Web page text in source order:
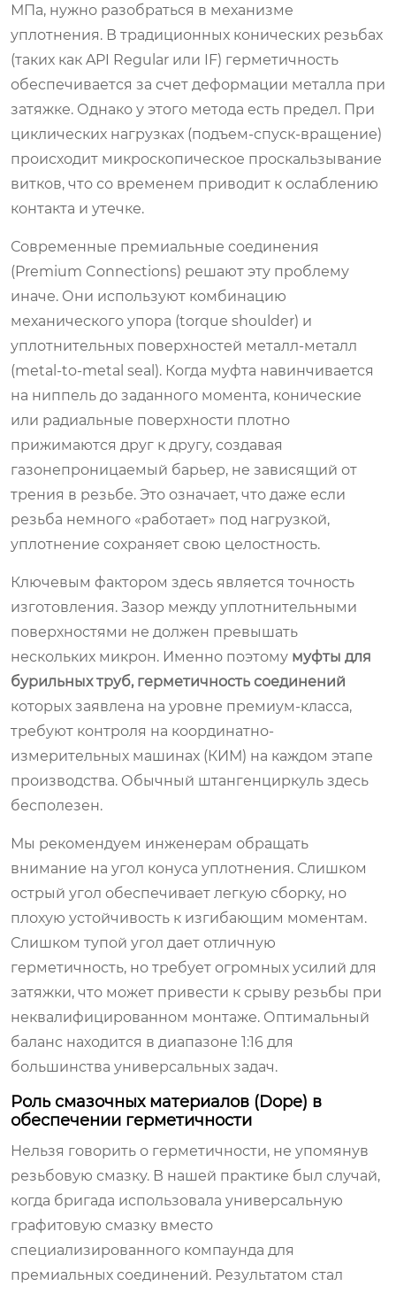
МПа, нужно разобраться в механизме
уплотнения. В традиционных конических резьбах
(таких как API Regular или IF) герметичность
обеспечивается за счет деформации металла при
затяжке. Однако у этого метода есть предел. При
циклических нагрузках (подъем-спуск-вращение)
происходит микроскопическое проскальзывание
витков, что со временем приводит к ослаблению
контакта и утечке.
Современные премиальные соединения
(Premium Connections) решают эту проблему
иначе. Они используют комбинацию
механического упора (torque shoulder) и
уплотнительных поверхностей металл-металл
(metal-to-metal seal). Когда муфта навинчивается
на ниппель до заданного момента, конические
или радиальные поверхности плотно
прижимаются друг к другу, создавая
газонепроницаемый барьер, не зависящий от
трения в резьбе. Это означает, что даже если
резьба немного «работает» под нагрузкой,
уплотнение сохраняет свою целостность.
Ключевым фактором здесь является точность
изготовления. Зазор между уплотнительными
поверхностями не должен превышать
нескольких микрон. Именно поэтому муфты для
бурильных труб, герметичность соединений
которых заявлена на уровне премиум-класса,
требуют контроля на координатно-
измерительных машинах (КИМ) на каждом этапе
производства. Обычный штангенциркуль здесь
бесполезен.
Мы рекомендуем инженерам обращать
внимание на угол конуса уплотнения. Слишком
острый угол обеспечивает легкую сборку, но
плохую устойчивость к изгибающим моментам.
Слишком тупой угол дает отличную
герметичность, но требует огромных усилий для
затяжки, что может привести к срыву резьбы при
неквалифицированном монтаже. Оптимальный
баланс находится в диапазоне 1:16 для
большинства универсальных задач.
Роль смазочных материалов (Dope) в
обеспечении герметичности
Нельзя говорить о герметичности, не упомянув
резьбовую смазку. В нашей практике был случай,
когда бригада использовала универсальную
графитовую смазку вместо
специализированного компаунда для
премиальных соединений. Результатом стал